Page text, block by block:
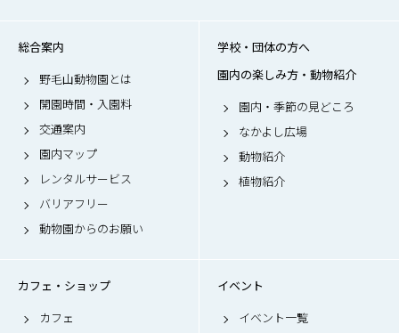
総合案内
野毛山動物園とは
開園時間・入園料
交通案内
園内マップ
レンタルサービス
バリアフリー
動物園からのお願い
学校・団体の方へ
園内の楽しみ方・動物紹介
園内・季節の見どころ
なかよし広場
動物紹介
植物紹介
カフェ・ショップ
カフェ
イベント
イベント一覧